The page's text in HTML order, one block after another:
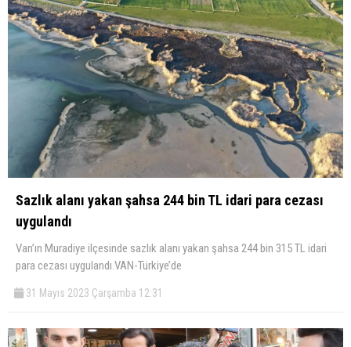
Sazlık alanı yakan şahsa 244 bin TL idari para cezası
uygulandı
Van’ın Muradiye ilçesinde sazlık alanı yakan şahsa 244 bin 315 TL idari
para cezası uygulandı.VAN-Türkiye’de
31 Mayıs 2023 Çarşamba 12:31